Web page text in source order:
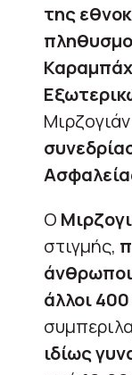
της
Καραμπάχ
Ο
στιγμής,
άλλοι
ιδίως